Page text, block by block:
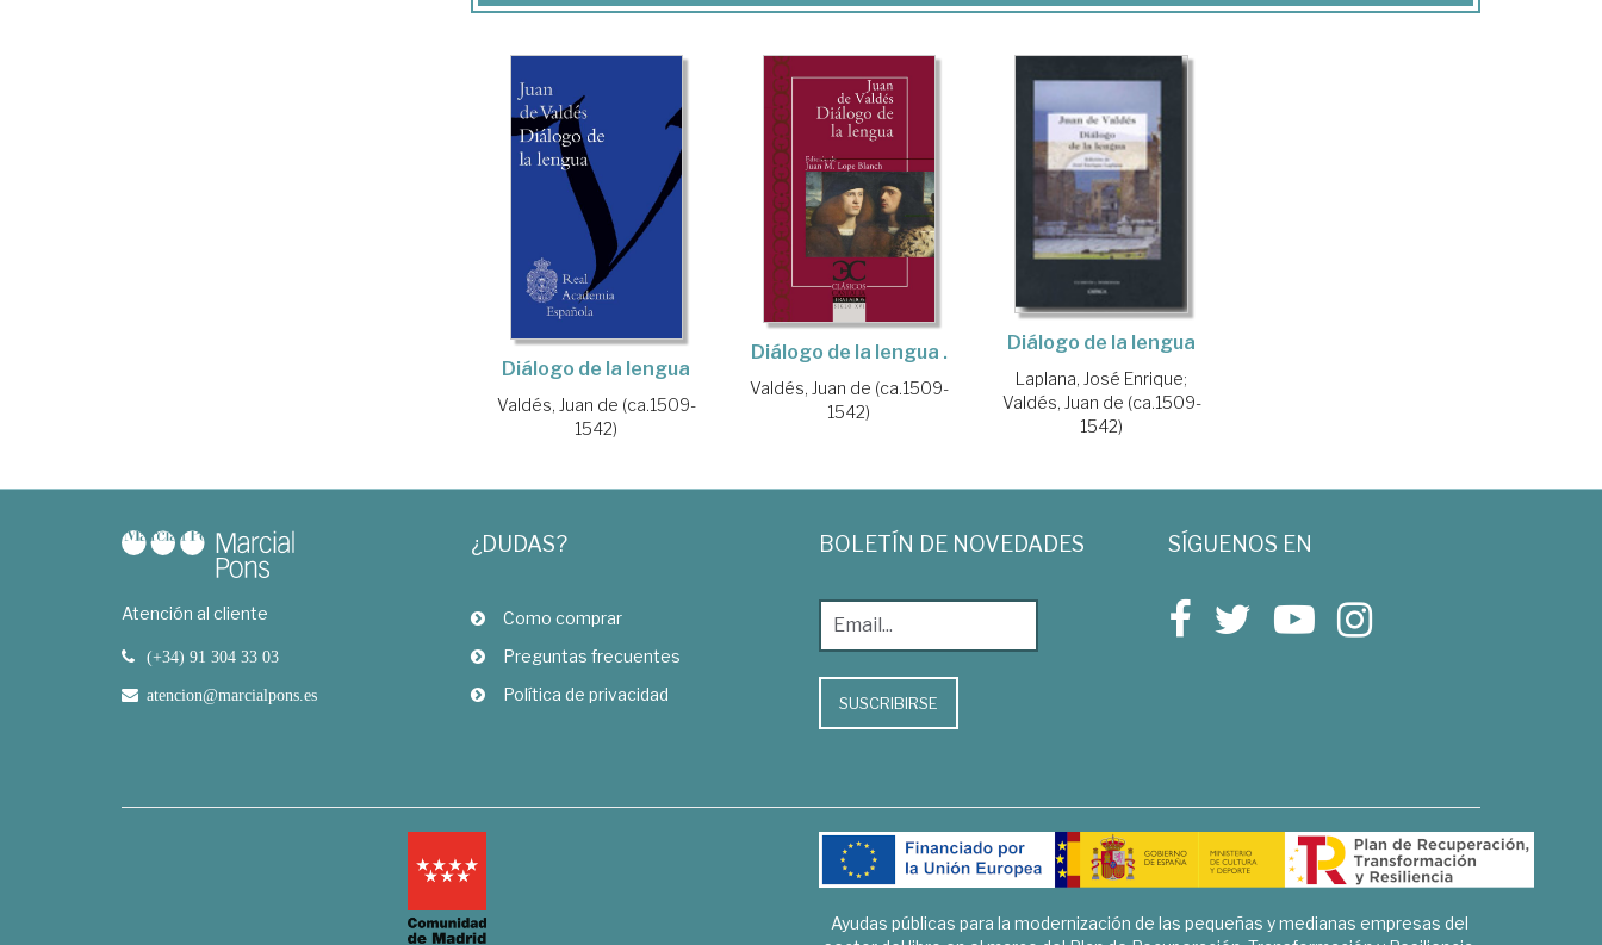
Diálogo de la lengua
Valdés, Juan de (ca.1509-
1542)
Diálogo de la lengua .
Valdés, Juan de (ca.1509-
1542)
Diálogo de la lengua
Laplana, José Enrique;
Valdés, Juan de (ca.1509-
1542)
Atención al cliente
(+34) 91 304 33 03
atencion@marcialpons.es
¿DUDAS?
Como comprar
Preguntas frecuentes
Política de privacidad
BOLETÍN DE NOVEDADES
SUSCRIBIRSE
SÍGUENOS EN
Ayudas públicas para la modernización de las pequeñas y medianas empresas del